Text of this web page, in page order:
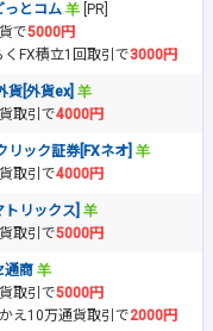
っとコム
[PR]
で5000円
くFX積立1回取引で3000円
貨[外貨ex]
取引で4000円
リック証券[FXネオ]
取引で4000円
トリックス]
取引で5000円
通商
取引で5000円
え10万通貨取引で2000円